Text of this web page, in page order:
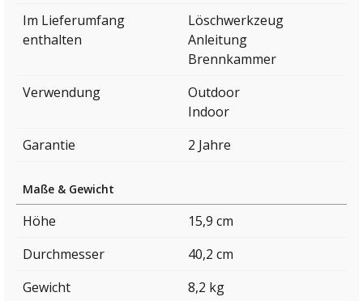
Im Lieferumfang
enthalten
Löschwerkzeug
Anleitung
Brennkammer
Verwendung
Outdoor
Indoor
Garantie
2 Jahre
Maße & Gewicht
Höhe
15,9 cm
Durchmesser
40,2 cm
Gewicht
8,2 kg